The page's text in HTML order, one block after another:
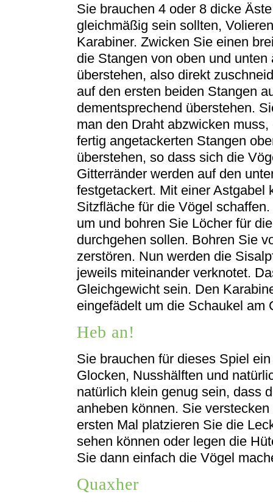
Sie brauchen 4 oder 8 dicke
gleichmäßig sein sollten,
Karabiner. Zwicken Sie einen
die Stangen von oben und
überstehen, also direkt
auf den ersten beiden Stangen
dementsprechend überstehen.
man den Draht abzwicken
fertig angetackerten Stangen
überstehen, so dass sich die
Gitterränder werden auf den
festgetackert. Mit einer Astgabel
Sitzfläche für die Vögel
um und bohren Sie Löcher für
durchgehen sollen. Bohren Sie
zerstören. Nun werden die
jeweils miteinander verknotet.
Gleichgewicht sein. Den
eingefädelt um die Schaukel am
Heb an!
Sie brauchen für dieses Spiel
Glocken, Nusshälften und
natürlich klein genug sein, dass
anheben können. Sie
ersten Mal platzieren Sie die
sehen können oder legen die
Sie dann einfach die Vögel
Quaxher